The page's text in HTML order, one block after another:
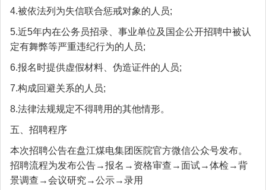
4.被依法列为失信联合惩戒对象的人员;
5.近5年内在公务员招录、事业单位及国企公开招聘中被认
定有舞弊等严重违纪行为的人员;
6.报名时提供虚假材料、伪造证件的人员;
7.构成回避关系的人员;
8.法律法规规定不得聘用的其他情形。
五、招聘程序
本次招聘公告在盘江煤电集团医院官方微信公众号发布。
招聘流程为发布公告→报名→资格审查→面试→体检→背
景调查→会议研究→公示→录用